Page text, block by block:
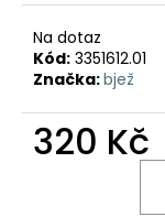
Na dotaz
Kód: 3351612.01
Značka:bjež
320 Kč
D
o
p
o